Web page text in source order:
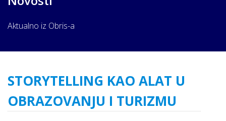
Aktualno iz Obris-a
STORYTELLING KAO ALAT U
OBRAZOVANJU I TURIZMU